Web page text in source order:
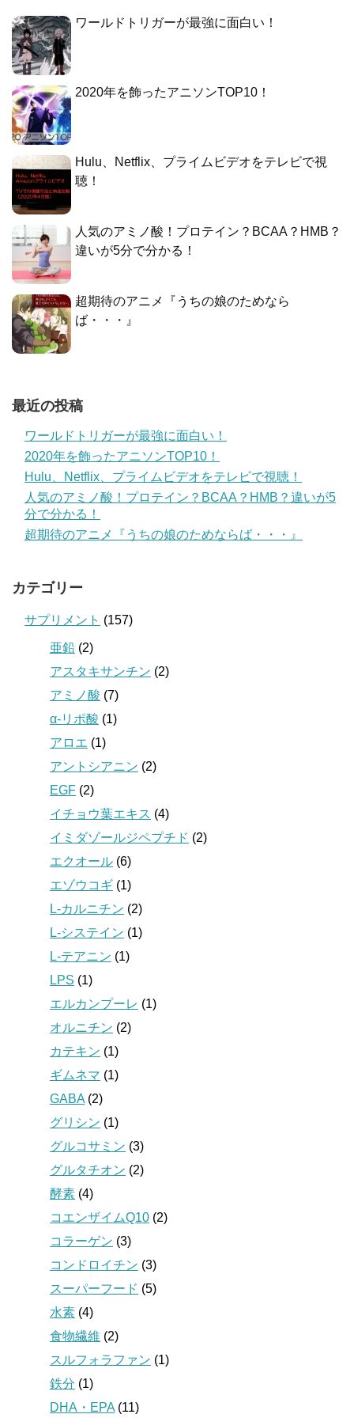
ワールドトリガーが最強に面白い！
2020年を飾ったアニソンTOP10！
Hulu、Netflix、プライムビデオをテレビで視
聴！
人気のアミノ酸！プロテイン？BCAA？HMB？
違いが5分で分かる！
超期待のアニメ『うちの娘のためなら
ば・・・』
最近の投稿
ワールドトリガーが最強に面白い！
2020年を飾ったアニソンTOP10！
Hulu、Netflix、プライムビデオをテレビで視聴！
人気のアミノ酸！プロテイン？BCAA？HMB？違いが5
分で分かる！
超期待のアニメ『うちの娘のためならば・・・』
カテゴリー
サプリメント (157)
亜鉛 (2)
アスタキサンチン (2)
アミノ酸 (7)
α-リポ酸 (1)
アロエ (1)
アントシアニン (2)
EGF (2)
イチョウ葉エキス (4)
イミダゾールジペプチド (2)
エクオール (6)
エゾウコギ (1)
L-カルニチン (2)
L-システイン (1)
L-テアニン (1)
LPS (1)
エルカンプーレ (1)
オルニチン (2)
カテキン (1)
ギムネマ (1)
GABA (2)
グリシン (1)
グルコサミン (3)
グルタチオン (2)
酵素 (4)
コエンザイムQ10 (2)
コラーゲン (3)
コンドロイチン (3)
スーパーフード (5)
水素 (4)
食物繊維 (2)
スルフォラファン (1)
鉄分 (1)
DHA・EPA (11)